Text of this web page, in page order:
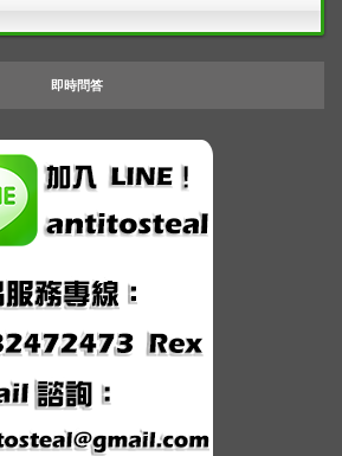
即時問答